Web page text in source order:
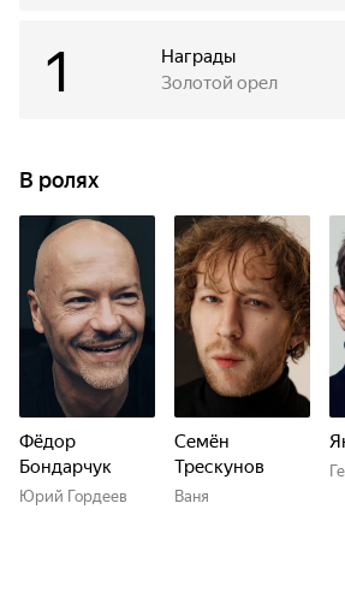
Награды
1 Золотой орел
В ролях
Фёдор
Бондарчук
Юрий Гордеев
Семён
Трескунов
Ваня